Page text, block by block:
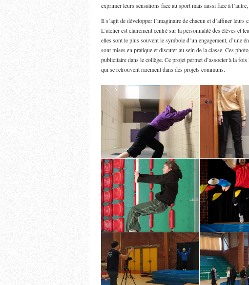
exprimer leurs sensations face au sport mais aussi face à
Il s’agit de développer l’imaginaire de chacun et d’affiner
L’atelier est clairement centré sur la personnalité des élèves et
elles sont le plus souvent le symbole d’un engagement, d’une
sont mises en pratique et discuter au sein de la classe. Ces
publicitaire dans le collège. Ce projet permet d’associer à la
qui se retrouvent rarement dans des projets communs.